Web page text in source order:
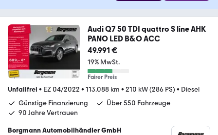
Audi Q7 50 TDI quattro S line AHK
PANO LED B&O ACC
49.991 €
19% MwSt.
Fairer Preis
Unfallfrei • EZ 04/2022 • 113.088 km • 210 kW (286 PS) • Diesel
Günstige Finanzierung
Über 550 Fahrzeuge
90 Jahre Vertrauen
Borgmann Automobilhändler GmbH